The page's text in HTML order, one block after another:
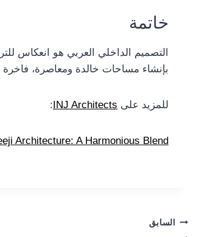
خاتمة
التصميم الداخلي العربي هو انعكاس
بإنشاء مساحات خالدة ومعاصرة،
للمزيد على INJ Architects
:
Architecture: A Harmonious Blend
Post
السابق